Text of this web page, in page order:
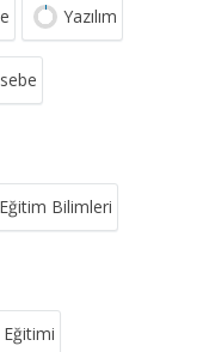
Yazılım
Eğitim Bilimleri